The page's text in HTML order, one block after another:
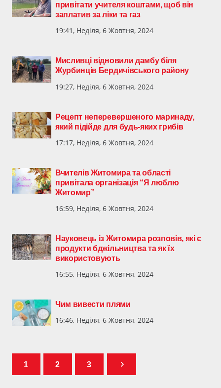
привітати учителя коштами, щоб він
заплатив за ліки та газ
19:41, Неділя, 6 Жовтня, 2024
Мисливці відновили дамбу біля
Журбинців Бердичівського району
19:27, Неділя, 6 Жовтня, 2024
Рецепт неперевершеного маринаду,
який підійде для будь-яких грибів
17:17, Неділя, 6 Жовтня, 2024
Вчителів Житомира та області
привітала організація “Я люблю
Житомир”
16:59, Неділя, 6 Жовтня, 2024
Науковець із Житомира розповів, які є
продукти бджільництва та як їх
використовують
16:55, Неділя, 6 Жовтня, 2024
Чим вивести плями
16:46, Неділя, 6 Жовтня, 2024
1 2 3